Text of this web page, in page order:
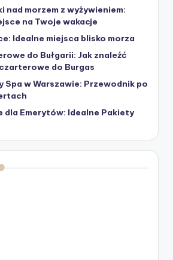
nad morzem z wyżywieniem:
na Twoje wakacje
Idealne miejsca blisko morza
do Bułgarii: Jak znaleźć
do Burgas
Spa w Warszawie: Przewodnik po
dla Emerytów: Idealne Pakiety